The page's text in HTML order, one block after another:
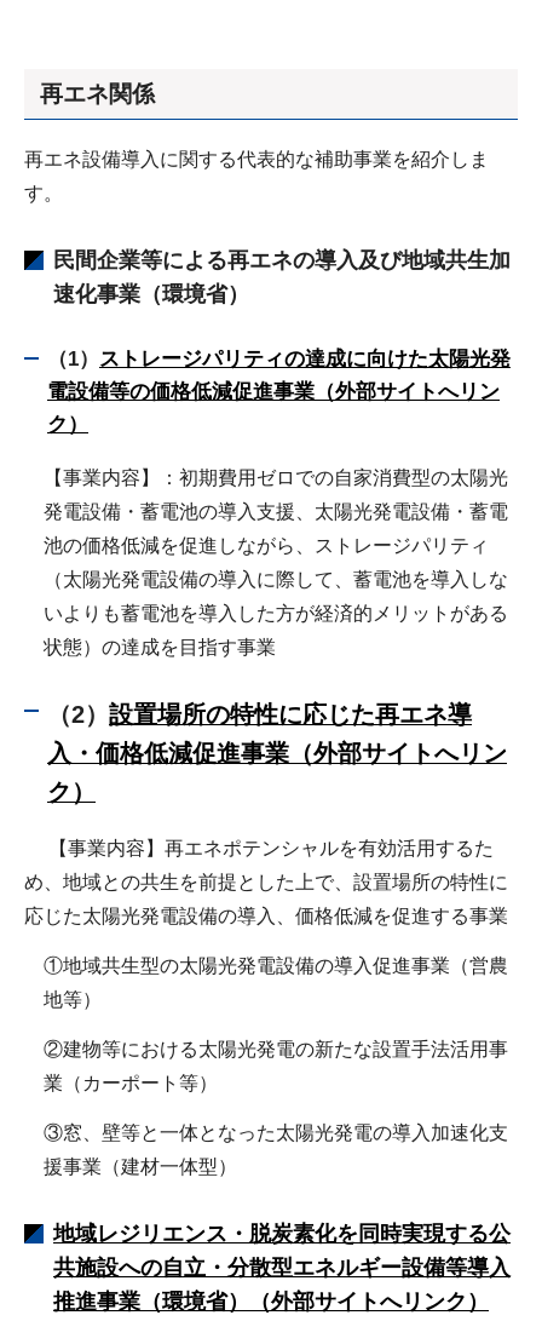
再エネ関係
再エネ設備導入に関する代表的な補助事業を紹介しま
す。
民間企業等による再エネの導入及び地域共生加
速化事業（環境省）
（1） ストレージパリティの達成に向けた太陽光発
電設備等の価格低減促進事業（外部サイトへリン
ク）
【事業内容】：初期費用ゼロでの自家消費型の太陽光
発電設備・蓄電池の導入支援、太陽光発電設備・蓄電
池の価格低減を促進しながら、ストレージパリティ
（太陽光発電設備の導入に際して、蓄電池を導入しな
いよりも蓄電池を導入した方が経済的メリットがある
状態）の達成を目指す事業
（2） 設置場所の特性に応じた再エネ導
入・価格低減促進事業（外部サイトへリン
ク）
【事業内容】再エネポテンシャルを有効活用するた
め、地域との共生を前提とした上で、設置場所の特性に
応じた太陽光発電設備の導入、価格低減を促進する事業
①地域共生型の太陽光発電設備の導入促進事業（営農
地等）
②建物等における太陽光発電の新たな設置手法活用事
業（カーポート等）
③窓、壁等と一体となった太陽光発電の導入加速化支
援事業（建材一体型）
地域レジリエンス・脱炭素化を同時実現する公
共施設への自立・分散型エネルギー設備等導入
推進事業（環境省）（外部サイトへリンク）